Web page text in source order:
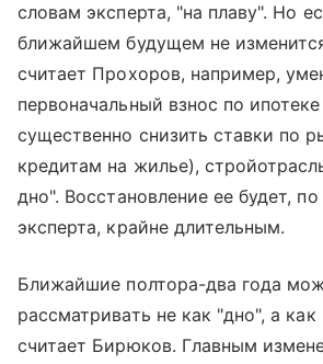
словам эксперта, "на плаву". Но
ближайшем будущем не
считает Прохоров, например,
первоначальный взнос по
существенно снизить ставки по
кредитам на жилье),
дно". Восстановление ее будет,
эксперта, крайне длительным.
Ближайшие полтора-два года
рассматривать не как "дно", а как
считает Бирюков. Главным